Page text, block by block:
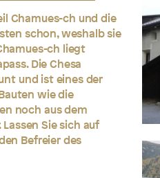
Chamues-ch und die
schon, weshalb sie
ch liegt
Die Chesa
und ist eines der
wie die
noch aus dem
Sie sich auf
Befreier des